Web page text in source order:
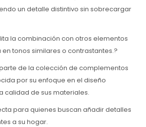
un detalle distintivo sin sobrecargar
la combinación con otros elementos
tonos similares o contrastantes.?
de la colección de complementos
por su enfoque en el diseño
calidad de sus materiales.
para quienes buscan añadir detalles
a su hogar.